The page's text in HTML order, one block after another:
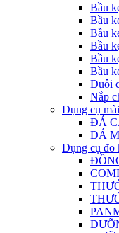
Bầu
Bầu
Bầu
Bầu
Bầu
Bầu
Đuôi
Nắp
Dụng cụ
ĐÁ
ĐÁ
Dụng cụ đo